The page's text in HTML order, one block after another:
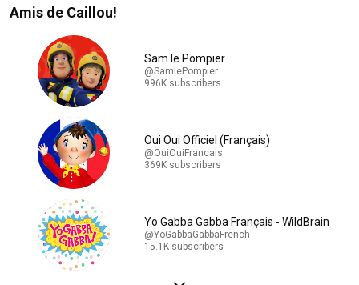
Amis de Caillou!
Sam le Pompier
@SamlePompier
996K subscribers
Oui Oui Officiel (Français)
@OuiOuiFrancais
369K subscribers
Yo Gabba Gabba Français - WildBrain
@YoGabbaGabbaFrench
15.1K subscribers